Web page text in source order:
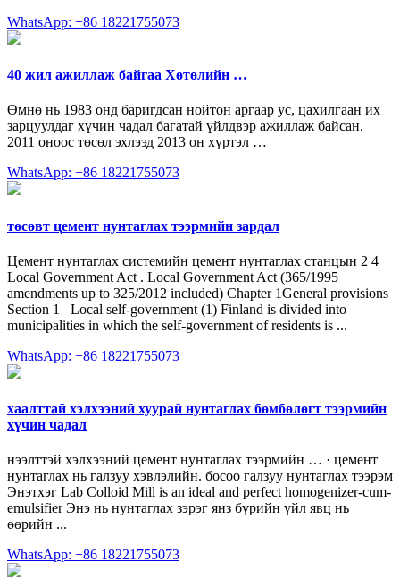
WhatsApp: +86 18221755073
40 жил ажиллаж байгаа Хөтөлийн …
Өмнө нь 1983 онд баригдсан нойтон аргаар ус, цахилгаан их
зарцуулдаг хүчин чадал багатай үйлдвэр ажиллаж байсан.
2011 оноос төсөл эхлээд 2013 он хүртэл …
WhatsApp: +86 18221755073
төсөвт цемент нунтаглах тээрмийн зардал
Цемент нунтаглах системийн цемент нунтаглах станцын 2 4
Local Government Act . Local Government Act (365/1995
amendments up to 325/2012 included) Chapter 1General provisions
Section 1– Local self-government (1) Finland is divided into
municipalities in which the self-government of residents is ...
WhatsApp: +86 18221755073
хаалттай хэлхээний хуурай нунтаглах бөмбөлөгт тээрмийн
хүчин чадал
нээлттэй хэлхээний цемент нунтаглах тээрмийн … · цемент
нунтаглах нь галзуу хэвлэлийн. босоо галзуу нунтаглах тээрэм
Энэтхэг Lab Colloid Mill is an ideal and perfect homogenizer-cum-
emulsifier Энэ нь нунтаглах зэрэг янз бүрийн үйл явц нь
өөрийн ...
WhatsApp: +86 18221755073